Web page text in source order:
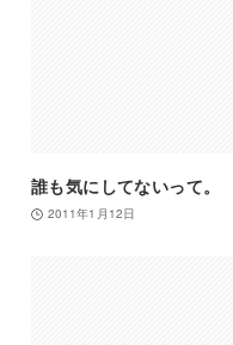
誰も気にしてないって。
2011年1月12日